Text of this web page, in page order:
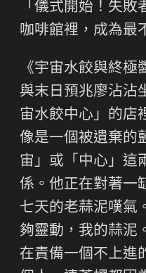
「儀式開始！失
咖啡館裡，成為最
《宇宙水餃與終
與末日預兆廖沾沾
宙水餃中心」的店
像是一個被遺棄的
宙」或「中心」這
係。他正在對著一
七天的老蒜泥嘆氣
夠靈動，我的蒜泥
在責備一個不上進